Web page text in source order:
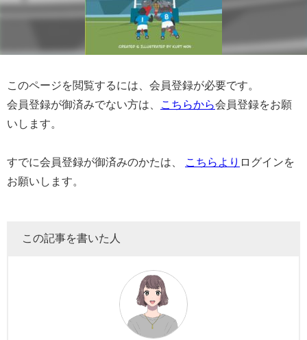
このページを閲覧するには、会員登録が必要です。
会員登録が御済みでない方は、
こちらから会員登録をお願
いします。
すでに会員登録が御済みのかたは、 こちらより ログインを
お願いします。
この記事を書いた人